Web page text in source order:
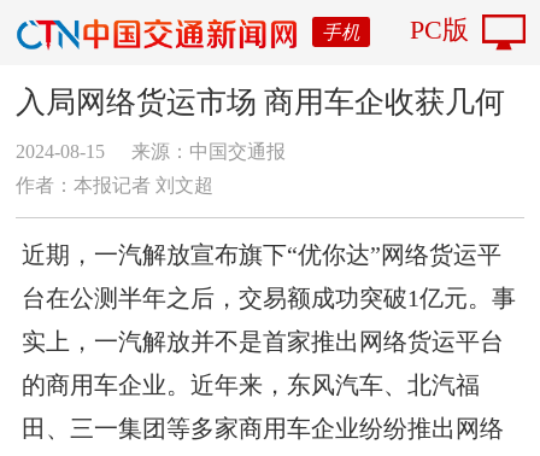
手机 PC版
入局网络货运市场 商用车企收获几何
2024-08-15
来源：中国交通报
作者：本报记者 刘文超
近期，一汽解放宣布旗下“优你达”网络货运平
台在公测半年之后，交易额成功突破1亿元。事
实上，一汽解放并不是首家推出网络货运平台
的商用车企业。近年来，东风汽车、北汽福
田、三一集团等多家商用车企业纷纷推出网络